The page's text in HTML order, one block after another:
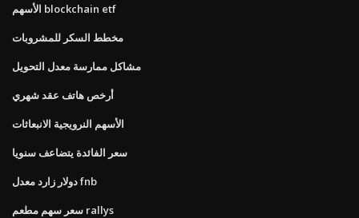
الأسهم blockchain etf
مخطط السكر للمشروبات
مشاكل ممارسة معدل التحويل
أرخص هاتف عقد شهري
الأسهم النرويجية الانبعاثات
سعر الفائدة يتضاعف سنويا
دولار زارد معدل fnb
سعر سهم مطعم rallys